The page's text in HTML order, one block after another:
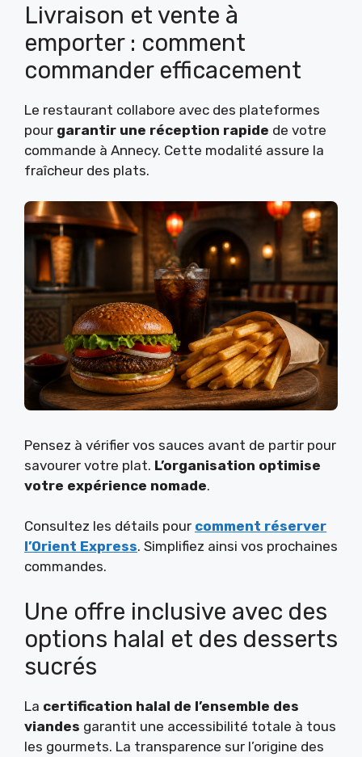
Livraison et vente à
emporter : comment
commander efficacement
Le restaurant collabore avec des plateformes
pour garantir une réception rapide de votre
commande à Annecy. Cette modalité assure la
fraîcheur des plats.
Pensez à vérifier vos sauces avant de partir pour
savourer votre plat. L’organisation optimise
votre expérience nomade.
Consultez les détails pour comment réserver
l’Orient Express. Simplifiez ainsi vos prochaines
commandes.
Une offre inclusive avec des
options halal et des desserts
sucrés
La certification halal de l’ensemble des
viandes garantit une accessibilité totale à tous
les gourmets. La transparence sur l’origine des